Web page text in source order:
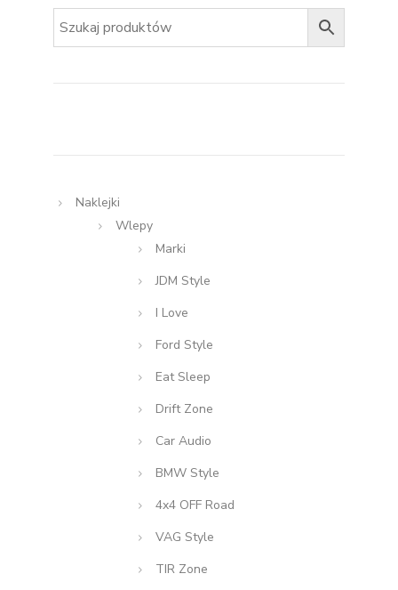
Naklejki
Wlepy
Marki
JDM Style
I Love
Ford Style
Eat Sleep
Drift Zone
Car Audio
BMW Style
4x4 OFF Road
VAG Style
TIR Zone